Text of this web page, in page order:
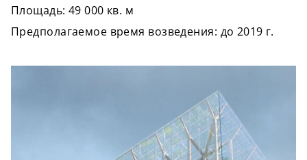
Площадь: 49 000 кв. м
Предполагаемое время возведения: до 2019 г.